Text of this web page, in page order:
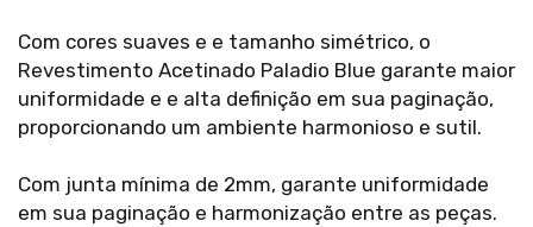
Com cores suaves e e tamanho simétrico, o
Revestimento Acetinado Paladio Blue garante maior
uniformidade e e alta definição em sua paginação,
proporcionando um ambiente harmonioso e sutil.
Com junta mínima de 2mm, garante uniformidade
em sua paginação e harmonização entre as peças.